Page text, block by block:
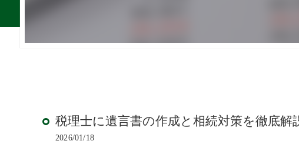
税理士に遺言書の作成と相続対策を徹底解
2026/01/18